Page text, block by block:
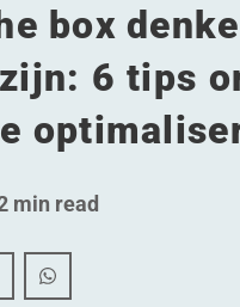
box
6 tips
min read
denken in je magazijn:
box denken in je
of the box denken in
Out of the box